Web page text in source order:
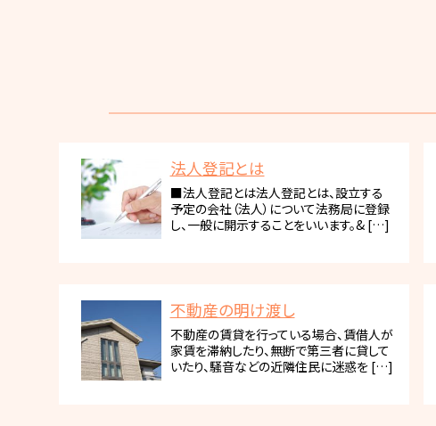
法人登記とは
■法人登記とは法人登記とは、設立する
予定の会社（法人）について法務局に登録
し、一般に開示することをいいます。& […]
不動産の明け渡し
不動産の賃貸を行っている場合、賃借人が
家賃を滞納したり、無断で第三者に貸して
いたり、騒音などの近隣住民に迷惑を […]